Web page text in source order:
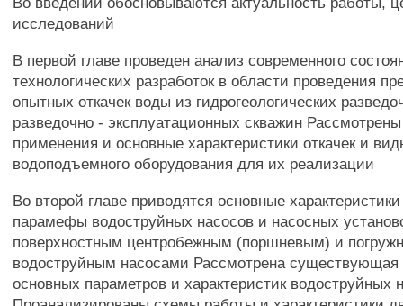
исследований
В первой главе проведен анализ современного
технологических разработок в области проведения
опытных откачек воды из гидрогеологических
разведочно - эксплуатационных скважин
применения и основные характеристики откачек и
водоподъемного оборудования для их реализации
Во второй главе приводятся основные
парамефы водоструйных насосов и насосных
поверхностным центробежным (поршневым) и
водоструйным насосами Рассмотрена существующая
основных параметров и характеристик водоструйных